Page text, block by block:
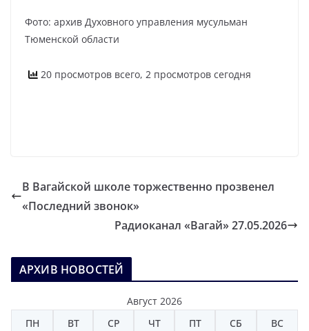
Фото: архив Духовного управления мусульман
Тюменской области
20 просмотров всего, 2 просмотров сегодня
В Вагайской школе торжественно прозвенел
«Последний звонок»
Радиоканал «Вагай» 27.05.2026
АРХИВ НОВОСТЕЙ
Август 2026
ПН
ВТ СР ЧТ ПТ СБ ВС